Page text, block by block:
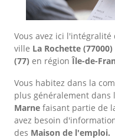
Vous avez ici l'intégralité
ville La Rochette (77000)
(77) en région Île-de-
Vous habitez dans la
plus généralement dans
Marne faisant partie de
avez besoin
des Maison de l'emploi.